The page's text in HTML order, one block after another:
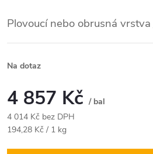
Plovoucí nebo obrusná vrstva
Na dotaz
4 857 Kč / bal
4 014 Kč bez DPH
Měrná
194,28 Kč / 1 kg